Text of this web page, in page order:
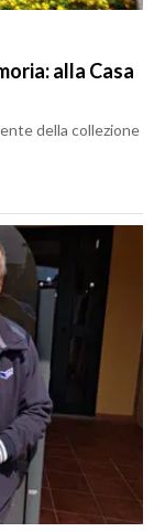
alla Casa
della collezione